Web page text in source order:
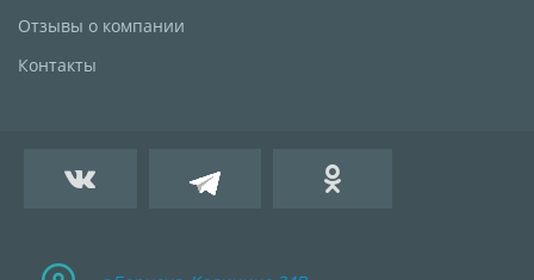
Отзывы о компании
Контакты